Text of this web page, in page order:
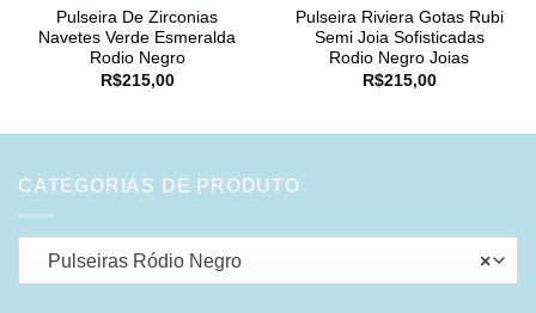
Pulseira De Zirconias
Navetes Verde Esmeralda
Rodio Negro
R$215,00
Pulseira Riviera Gotas Rubi
Semi Joia Sofisticadas
Rodio Negro Joias
R$215,00
CATEGORIAS DE PRODUTO
×
Pulseiras Ródio Negro